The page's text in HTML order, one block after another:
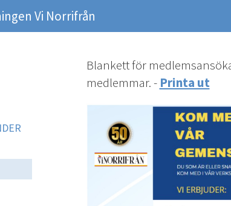
Vi Norrifrån
Blankett för
medlemmar. - Printa ut